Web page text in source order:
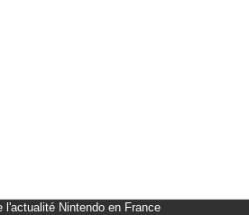
l'actualité Nintendo en France